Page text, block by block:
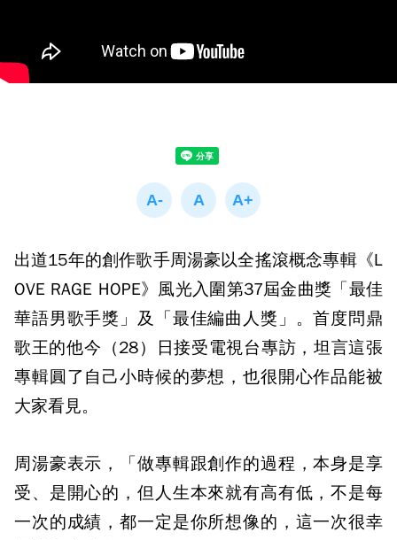
出道15年的創作歌手周湯豪以全搖滾概念專輯《L
OVE RAGE HOPE》風光入圍第37屆金曲獎「最佳
華語男歌手獎」及「最佳編曲人獎」。首度問鼎
歌王的他今（28）日接受電視台專訪，坦言這張
專輯圓了自己小時候的夢想，也很開心作品能被
大家看見。
周湯豪表示，「做專輯跟創作的過程，本身是享
受、是開心的，但人生本來就有高有低，不是每
一次的成績，都一定是你所想像的，這一次很幸